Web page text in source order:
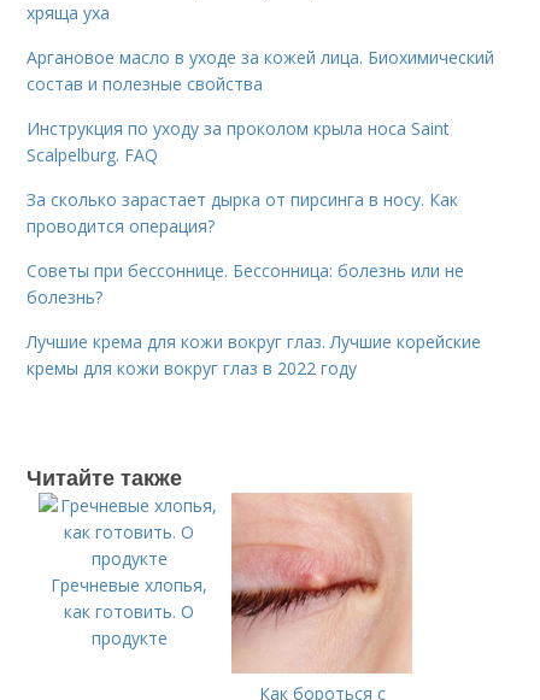
хряща уха
Аргановое масло в уходе за кожей лица. Биохимический
состав и полезные свойства
Инструкция по уходу за проколом крыла носа Saint
Scalpelburg. FAQ
За сколько зарастает дырка от пирсинга в носу. Как
проводится операция?
Советы при бессоннице. Бессонница: болезнь или не
болезнь?
Лучшие крема для кожи вокруг глаз. Лучшие корейские
кремы для кожи вокруг глаз в 2022 году
Читайте также
Гречневые хлопья,
как готовить. О
продукте
Как бороться с